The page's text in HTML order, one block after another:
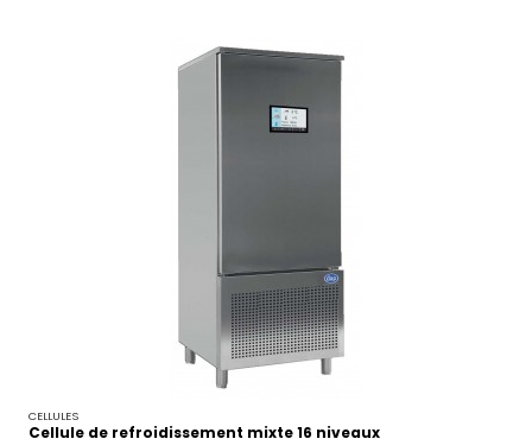
CELLULES
Cellule de refroidissement mixte 16 niveaux